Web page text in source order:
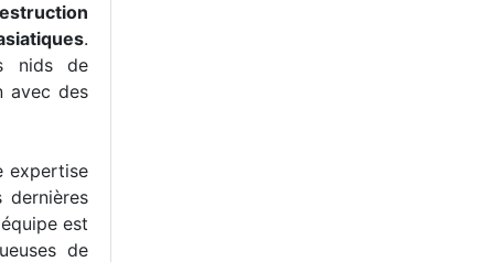
.
nids de
avec des
expertise
dernières
est
de